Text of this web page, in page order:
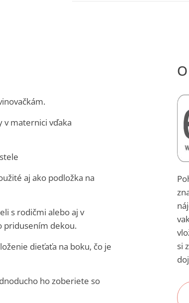
v maternici vďaka
aj ako podložka na
s rodičmi alebo aj v
pridusením dekou.
dieťaťa na boku, čo je
ho zoberiete so
si